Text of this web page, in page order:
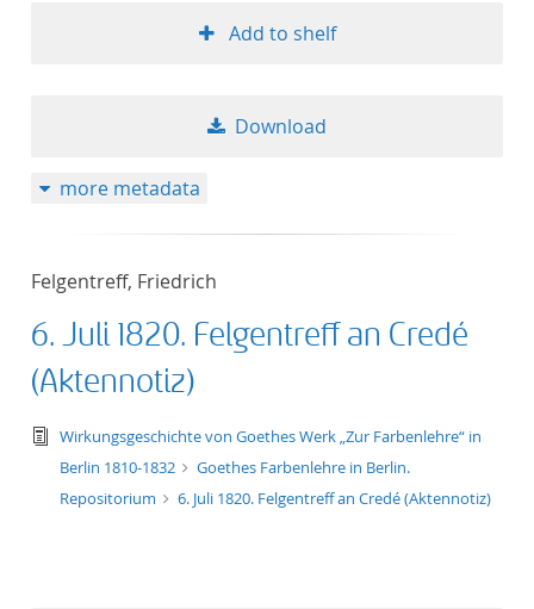
Add to shelf
Download
more metadata
Felgentreff, Friedrich
6. Juli 1820. Felgentreff an Credé
(Aktennotiz)
text/tg.edition+tg.aggregation+xml
Wirkungsgeschichte von Goethes Werk „Zur Farbenlehre“ in
Berlin 1810-1832
Goethes Farbenlehre in Berlin.
Repositorium
6. Juli 1820. Felgentreff an Credé (Aktennotiz)